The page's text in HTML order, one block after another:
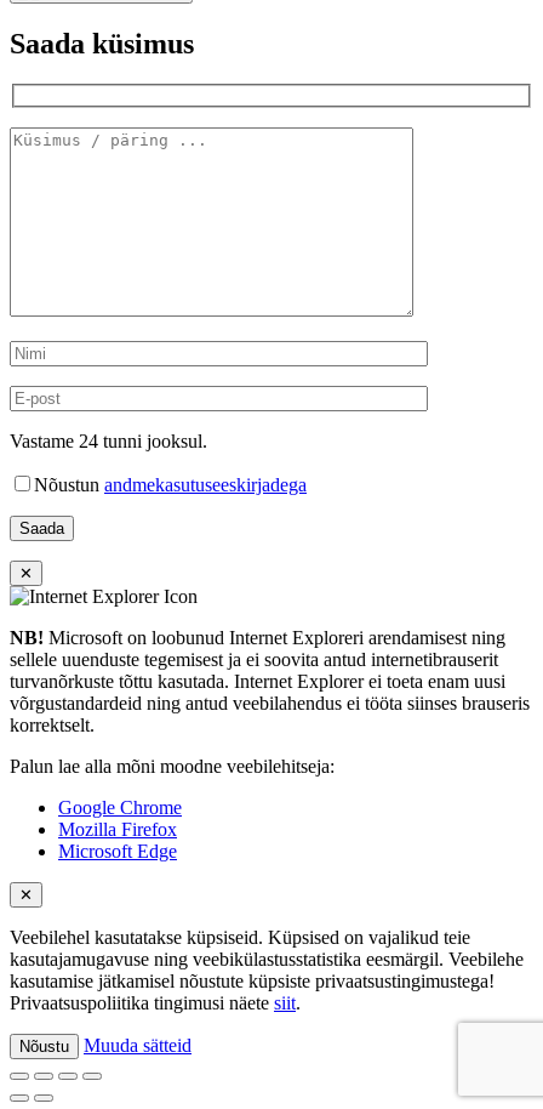
Saada küsimus
Vastame 24 tunni jooksul.
Nõustun andmekasutuseeskirjadega
✕
NB! Microsoft on loobunud Internet Exploreri arendamisest ning
sellele uuenduste tegemisest ja ei soovita antud internetibrauserit
turvanõrkuste tõttu kasutada. Internet Explorer ei toeta enam uusi
võrgustandardeid ning antud veebilahendus ei tööta siinses brauseris
korrektselt.
Palun lae alla mõni moodne veebilehitseja:
Google Chrome
Mozilla Firefox
Microsoft Edge
✕
Veebilehel kasutatakse küpsiseid. Küpsised on vajalikud teie
kasutajamugavuse ning veebikülastusstatistika eesmärgil. Veebilehe
kasutamise jätkamisel nõustute küpsiste privaatsustingimustega!
Privaatsuspoliitika tingimusi näete siit.
Nõustu Muuda sätteid